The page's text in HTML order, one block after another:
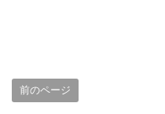
前のページ